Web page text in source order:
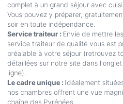
complet à un grand séjour avec
Vous pouvez y préparer,
soir en toute indépendance.
Service traiteur : Envie de mettre
service traiteur de qualité vous est
préalable à votre séjour (retrouvez
détaillées sur notre site dans
ligne).
Le cadre unique : Idéalement
nos chambres offrent une vue
chaîne des Pyrénées.